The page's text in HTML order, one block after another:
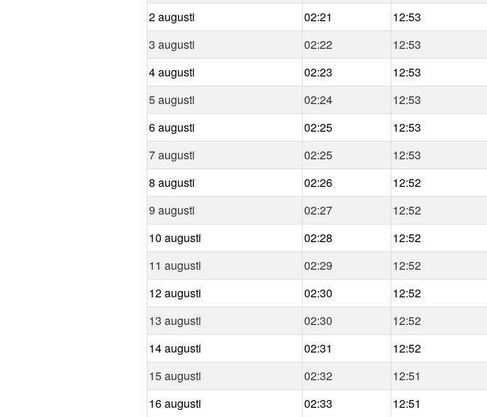
2 augusti
02:21 12:53
3 augusti
02:22 12:53
4 augusti
02:23 12:53
5 augusti
02:24 12:53
6 augusti
02:25 12:53
7 augusti
02:25 12:53
8 augusti
02:26 12:52
9 augusti
02:27 12:52
10 augusti
02:28 12:52
11 augusti
02:29 12:52
12 augusti
02:30 12:52
13 augusti
02:30 12:52
14 augusti
02:31 12:52
15 augusti
02:32 12:51
16 augusti
02:33 12:51